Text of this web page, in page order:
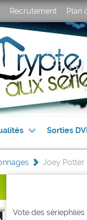
Recrutement Plan
Sorties
> Joey Potter
Vote des sériephiles :